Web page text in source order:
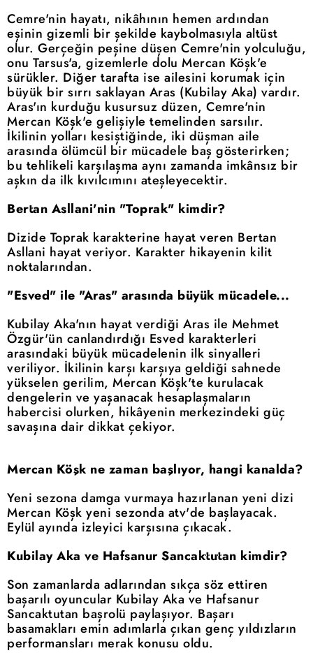
Cemre'nin hayatı, nikâhının hemen ardından
eşinin gizemli bir şekilde kaybolmasıyla altüst
olur. Gerçeğin peşine düşen Cemre'nin yolculuğu,
onu Tarsus'a, gizemlerle dolu Mercan Köşk'e
sürükler. Diğer tarafta ise ailesini korumak için
büyük bir sırrı saklayan Aras (Kubilay Aka) vardır.
Aras'ın kurduğu kusursuz düzen, Cemre'nin
Mercan Köşk'e gelişiyle temelinden sarsılır.
İkilinin yolları kesiştiğinde, iki düşman aile
arasında ölümcül bir mücadele baş gösterirken;
bu tehlikeli karşılaşma aynı zamanda imkânsız bir
aşkın da ilk kıvılcımını ateşleyecektir.
Bertan Asllani'nin "Toprak" kimdir?
Dizide Toprak karakterine hayat veren Bertan
Asllani hayat veriyor. Karakter hikayenin kilit
noktalarından.
"Esved" ile "Aras" arasında büyük mücadele...
Kubilay Aka'nın hayat verdiği Aras ile Mehmet
Özgür'ün canlandırdığı Esved karakterleri
arasındaki büyük mücadelenin ilk sinyalleri
veriliyor. İkilinin karşı karşıya geldiği sahnede
yükselen gerilim, Mercan Köşk'te kurulacak
dengelerin ve yaşanacak hesaplaşmaların
habercisi olurken, hikâyenin merkezindeki güç
savaşına dair dikkat çekiyor.
Mercan Köşk ne zaman başlıyor, hangi kanalda?
Yeni sezona damga vurmaya hazırlanan yeni dizi
Mercan Köşk yeni sezonda atv'de başlayacak.
Eylül ayında izleyici karşısına çıkacak.
Kubilay Aka ve Hafsanur Sancaktutan kimdir?
Son zamanlarda adlarından sıkça söz ettiren
başarılı oyuncular Kubilay Aka ve Hafsanur
Sancaktutan başrolü paylaşıyor. Başarı
basamakları emin adımlarla çıkan genç yıldızların
performansları merak konusu oldu.